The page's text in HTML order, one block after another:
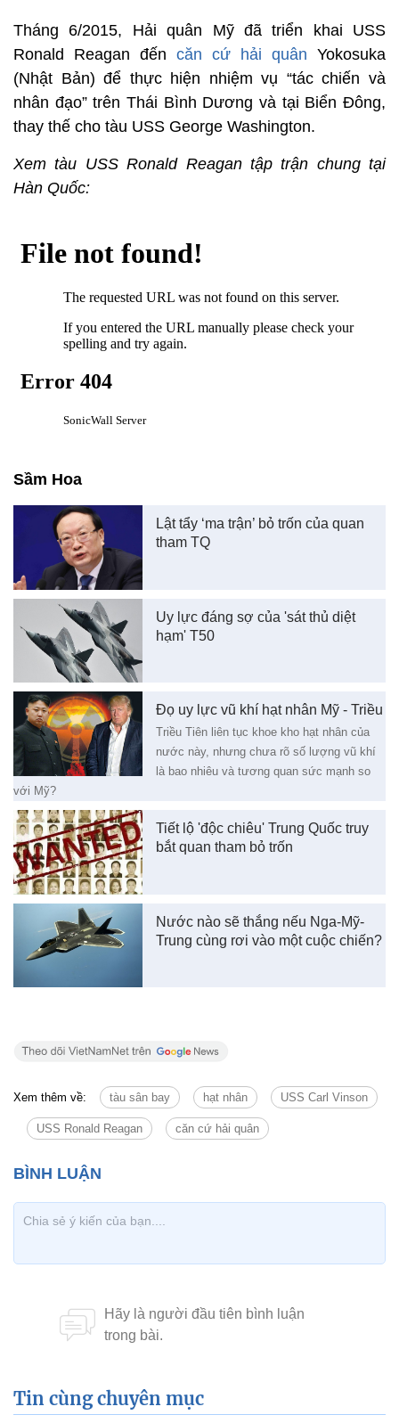
Tháng 6/2015, Hải quân Mỹ đã triển khai USS
Ronald Reagan đến căn cứ hải quân Yokosuka
(Nhật Bản) để thực hiện nhiệm vụ “tác chiến và
nhân đạo” trên Thái Bình Dương và tại Biển Đông,
thay thế cho tàu USS George Washington.
Xem tàu USS Ronald Reagan tập trận chung tại
Hàn Quốc:
Sầm Hoa
Lật tẩy ‘ma trận’ bỏ trốn của quan
tham TQ
Uy lực đáng sợ của 'sát thủ diệt
hạm' T50
Đọ uy lực vũ khí hạt nhân Mỹ - Triều
Triều Tiên liên tục khoe kho hạt nhân của
nước này, nhưng chưa rõ số lượng vũ khí
là bao nhiêu và tương quan sức mạnh so
với Mỹ?
Tiết lộ 'độc chiêu' Trung Quốc truy
bắt quan tham bỏ trốn
Nước nào sẽ thắng nếu Nga-Mỹ-
Trung cùng rơi vào một cuộc chiến?
Xem thêm về: tàu sân bay hạt nhân USS Carl Vinson
USS Ronald Reagan căn cứ hải quân
Tin cùng chuyên mục